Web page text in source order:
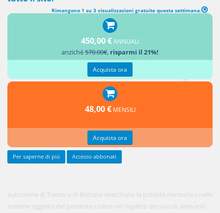
(abrogato) COMPETENZE LEGISLATIVE DI STATO, REGIONI E
(artt. 1, 3, legge n. 109/1994)
le
autonome di Trento e di Bolzano esercitano la potestà normativa nelle
materie oggetto del presente codice nel rispetto dei vincoli derivanti
Rimangono 1 su 3 visualizzazioni gratuite questa settimana.
450,00 €ANNUALI
anziché570.00€, risparmi il 21%!
Acquista ora
48,00 € MENSILI
Acquista ora
Per saperne di più Accesso abbonati